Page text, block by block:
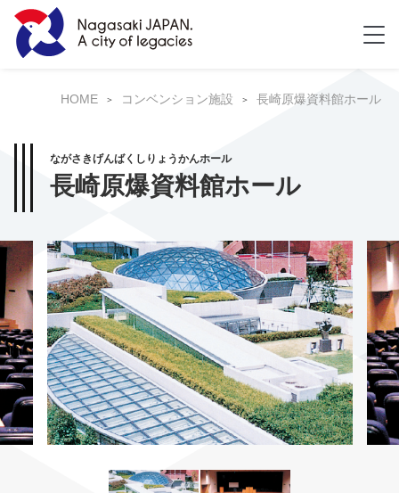
HOME コンベンション施設 長崎原爆資料館ホール
ながさきげんばくしりょうかんホール
長崎原爆資料館ホール